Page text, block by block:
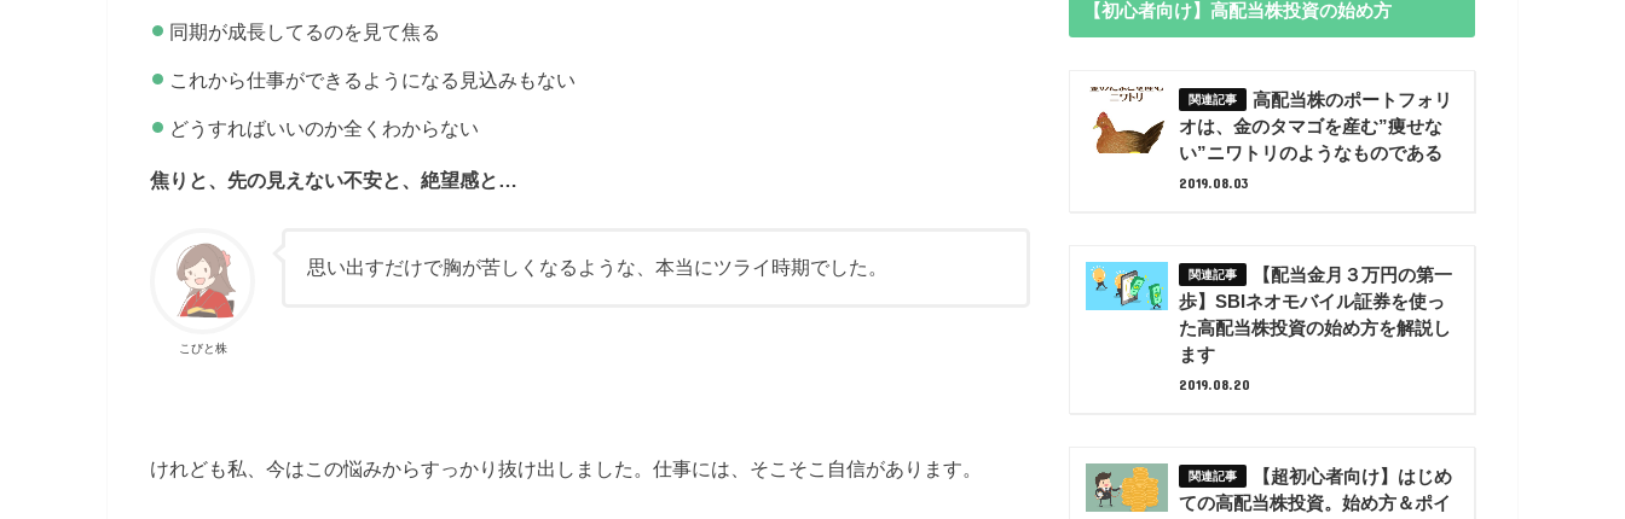
同期が成長してるのを見て焦る
これから仕事ができるようになる見込みもない
どうすればいいのか全くわからない
焦りと、先の見えない不安と、絶望感と…
こびと株
思い出すだけで胸が苦しくなるような、本当にツライ時期でした。
けれども私、今はこの悩みからすっかり抜け出しました。仕事には、そこそこ自信があります。
【初心者向け】高配当株投資の始め方
高配当株のポートフォリ
オは、金のタマゴを産む”痩せな
い”ニワトリのようなものである
2019.08.03
【配当金月３万円の第一
歩】SBIネオモバイル証券を使っ
た高配当株投資の始め方を解説し
ます
2019.08.20
【超初心者向け】はじめ
ての高配当株投資。始め方＆ポイ